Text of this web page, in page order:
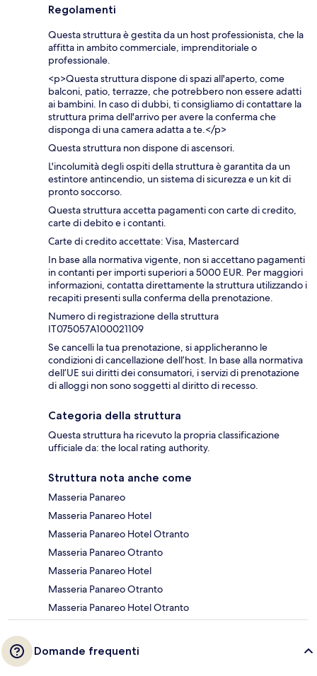
Regolamenti
Questa struttura è gestita da un host professionista, che la
affitta in ambito commerciale, imprenditoriale o
professionale.
<p>Questa struttura dispone di spazi all'aperto, come
balconi, patio, terrazze, che potrebbero non essere adatti
ai bambini. In caso di dubbi, ti consigliamo di contattare la
struttura prima dell'arrivo per avere la conferma che
disponga di una camera adatta a te.</p>
Questa struttura non dispone di ascensori.
L'incolumità degli ospiti della struttura è garantita da un
estintore antincendio, un sistema di sicurezza e un kit di
pronto soccorso.
Questa struttura accetta pagamenti con carte di credito,
carte di debito e i contanti.
Carte di credito accettate: Visa, Mastercard
In base alla normativa vigente, non si accettano pagamenti
in contanti per importi superiori a 5000 EUR. Per maggiori
informazioni, contatta direttamente la struttura utilizzando i
recapiti presenti sulla conferma della prenotazione.
Numero di registrazione della struttura
IT075057A100021109
Se cancelli la tua prenotazione, si applicheranno le
condizioni di cancellazione dell’host. In base alla normativa
dell’UE sui diritti dei consumatori, i servizi di prenotazione
di alloggi non sono soggetti al diritto di recesso.
Categoria della struttura
Questa struttura ha ricevuto la propria classificazione
ufficiale da: the local rating authority.
Struttura nota anche come
Masseria Panareo
Masseria Panareo Hotel
Masseria Panareo Hotel Otranto
Masseria Panareo Otranto
Masseria Panareo Hotel
Masseria Panareo Otranto
Masseria Panareo Hotel Otranto
Domande frequenti